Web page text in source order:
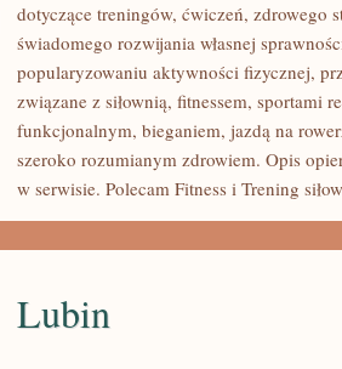
KARDIO
WYTRZYMAŁOŚĆ
dotyczące treningów, ćwiczeń, zdrowego
świadomego rozwijania własnej
popularyzowaniu aktywności fizycznej,
związane z siłownią, fitnessem, sportami
funkcjonalnym, bieganiem, jazdą na
szeroko rozumianym zdrowiem. Opis
w serwisie. Polecam Fitness i Trening
Lubin